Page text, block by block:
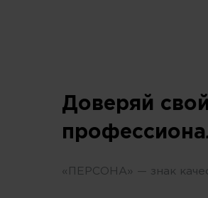
Доверяй
«ПЕРСОНА» — знак